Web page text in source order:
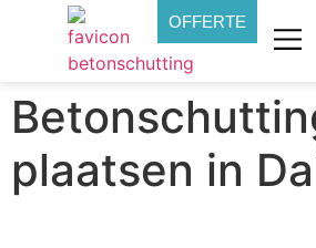
OFFERTE
plaatsen in